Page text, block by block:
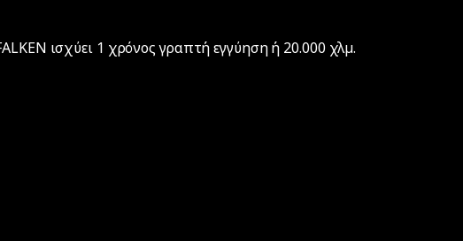
ισχύει 1 χρόνος γραπτή εγγύηση ή 20.000 χλµ.